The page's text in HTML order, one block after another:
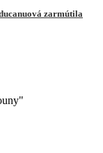
zarmútila